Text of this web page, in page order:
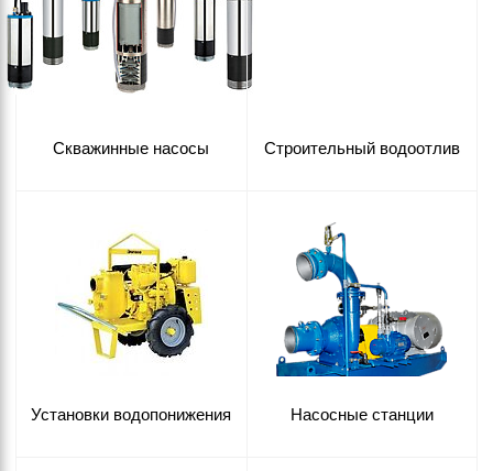
Скважинные насосы Строительный водоотлив
Установки водопонижения Насосные станции